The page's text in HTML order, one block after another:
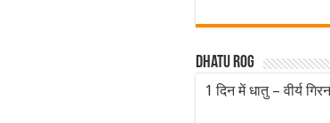
Dhatu rog
1 दिन में धातु – वीर्य